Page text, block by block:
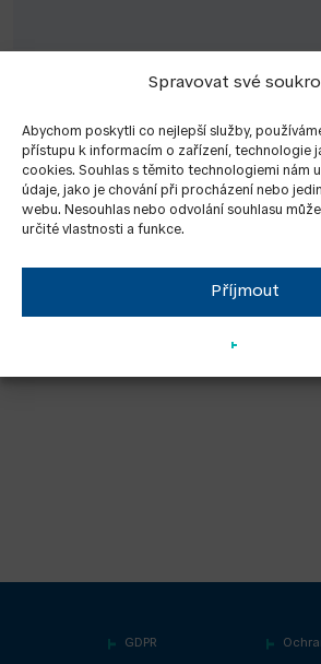
Spravovat své
Abychom poskytli co nejlepší služby,
přístupu k informacím o zařízení, technologie
cookies. Souhlas s těmito technologiemi nám
údaje, jako je chování při procházení nebo
webu. Nesouhlas nebo odvolání souhlasu
určité vlastnosti a funkce.
Příjmout
GDPR